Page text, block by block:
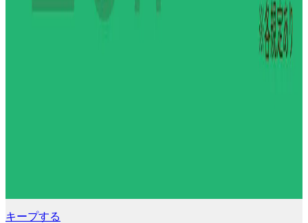
キープする